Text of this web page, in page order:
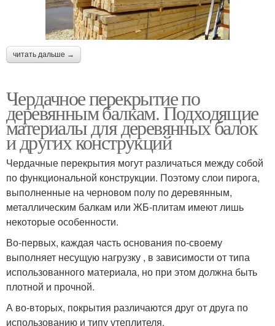
читать дальше →
Чердачное перекрытие по
деревянным балкам. Подходящие
материалы для деревянных балок
и других конструкций
Чердачные перекрытия могут различаться между собой
по функциональной конструкции. Поэтому слои пирога,
выполненные на черновом полу по деревянным,
металлическим балкам или ЖБ-плитам имеют лишь
некоторые особенности.
Во-первых, каждая часть основания по-своему
выполняет несущую нагрузку , в зависимости от типа
использованного материала, но при этом должна быть
плотной и прочной.
А во-вторых, покрытия различаются друг от друга по
использованию и типу утеплителя.